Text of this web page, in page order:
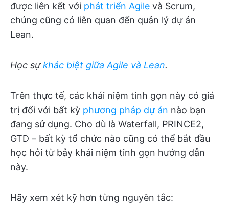
được liên kết với phát triển Agile và Scrum,
chúng cũng có liên quan đến quản lý dự án
Lean.
Học sựkhác biệt giữa Agile và Lean.
Trên thực tế, các khái niệm tinh gọn này có giá
trị đối với bất kỳ phương pháp dự án nào bạn
đang sử dụng. Cho dù là Waterfall, PRINCE2,
GTD – bất kỳ tổ chức nào cũng có thể bắt đầu
học hỏi từ bảy khái niệm tinh gọn hướng dẫn
này.
Hãy xem xét kỹ hơn từng nguyên tắc: